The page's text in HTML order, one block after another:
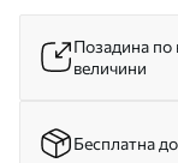
Позадина по
величини
Бесплатна